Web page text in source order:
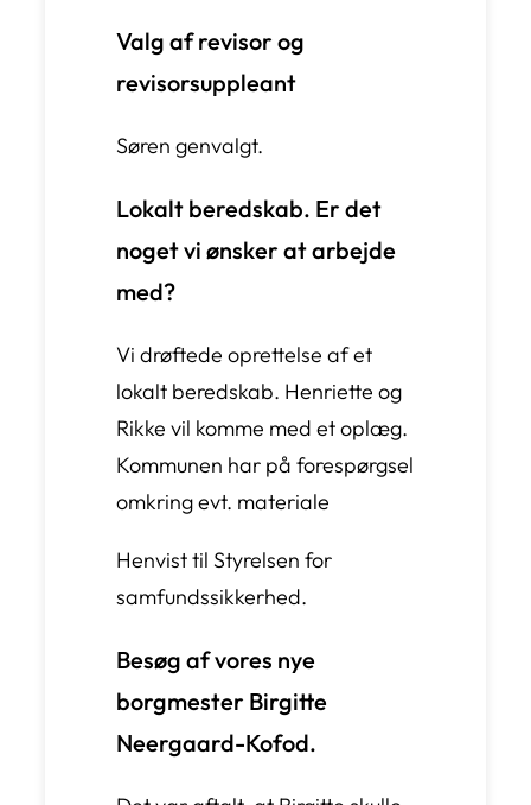
Valg af revisor og
revisorsuppleant
Søren genvalgt.
Lokalt beredskab. Er det
noget vi ønsker at arbejde
med?
Vi drøftede oprettelse af et
lokalt beredskab. Henriette og
Rikke vil komme med et oplæg.
Kommunen har på forespørgsel
omkring evt. materiale
Henvist til Styrelsen for
samfundssikkerhed.
Besøg af vores nye
borgmester Birgitte
Neergaard-Kofod.